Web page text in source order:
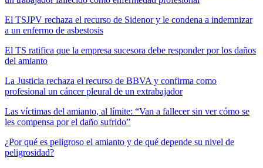
El TSJPV rechaza el recurso de Sidenor y le condena a indemnizar
a un enfermo de asbestosis
El TS ratifica que la empresa sucesora debe responder por los daños
del amianto
La Justicia rechaza el recurso de BBVA y confirma como
profesional un cáncer pleural de un extrabajador
Las víctimas del amianto, al límite: “Van a fallecer sin ver cómo se
les compensa por el daño sufrido”
¿Por qué es peligroso el amianto y de qué depende su nivel de
peligrosidad?